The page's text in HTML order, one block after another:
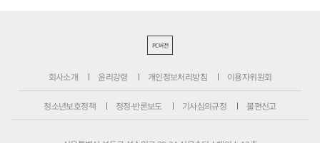
PC버전
회사소개 윤리강령 개인정보처리방침 이용자위원회
청소년보호정책 정정·반론보도 기사심의규정 불편신고